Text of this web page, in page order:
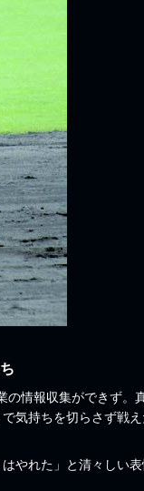
情報収集ができず。
気持ちを切らさず戦え
やれた」と清々しい表